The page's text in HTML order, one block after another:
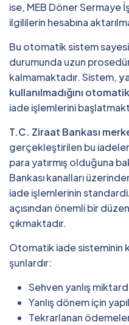
ise, MEB Döner Sermaye
ilgililerin hesabına
Bu otomatik sistem
durumunda uzun
kalmamaktadır. Sistem,
kullanılmadığını
iade işlemlerini
T.C. Ziraat Bankası
gerçekleştirilen bu
para yatırmış olduğuna
Bankası kanalları
iade işlemlerinin
açısından önemli bir
çıkmaktadır.
Otomatik iade sisteminin
şunlardır:
Sehven yanlış
Yanlış dönem için
Tekrarlanan